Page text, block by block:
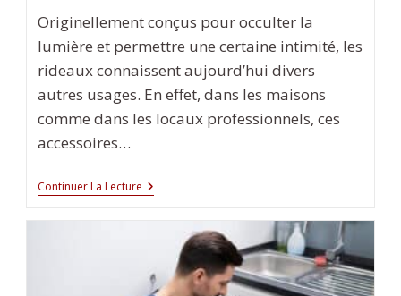
Originellement conçus pour occulter la
lumière et permettre une certaine intimité, les
rideaux connaissent aujourd’hui divers
autres usages. En effet, dans les maisons
comme dans les locaux professionnels, ces
accessoires…
Continuer La Lecture Décoration :
Quels
Différents
Usages
Des
Rideaux ?